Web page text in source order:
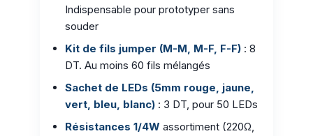
Indispensable pour prototyper sans
souder
Kit de fils jumper (M-M, M-F, F-F) : 8
DT. Au moins 60 fils mélangés
Sachet de LEDs (5mm rouge, jaune,
vert, bleu, blanc) : 3 DT, pour 50 LEDs
Résistances 1/4W assortiment (220Ω,